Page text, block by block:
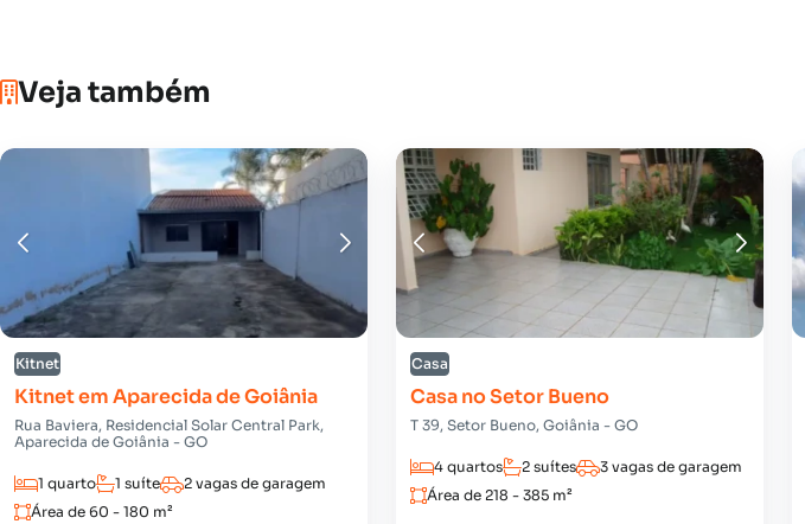
Veja também
Kitnet
Kitnet em Aparecida de Goiânia
Rua Baviera, Residencial Solar Central Park,
Aparecida de Goiânia - GO
1 quarto 1 suíte
2 vagas de garagem
Área de 60 - 180 m²
Casa
Casa no Setor Bueno
T 39, Setor Bueno, Goiânia - GO
4 quartos 2 suítes
3 vagas de garagem
Área de 218 - 385 m²